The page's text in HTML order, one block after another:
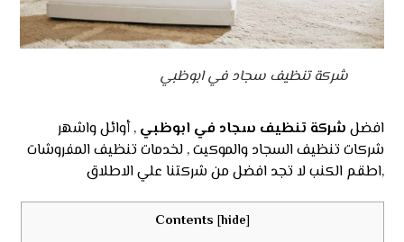
شركة تنظيف سجاد في ابوظبي
افضل شركة تنظيف سجاد في ابوظبي , أوائل واشهر
شركات تنظيف السجاد والموكيت , لخدمات تنظيف المفروشات
,اطقم الكنب لا تجد افضل من شركتنا علي الاطلاق
Contents [hide]